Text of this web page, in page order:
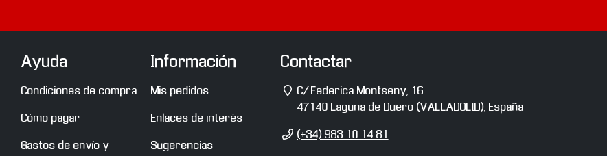
Ayuda
Condiciones de compra
Cómo pagar
Gastos de envío y
Información
Mis pedidos
Enlaces de interés
Sugerencias
Contactar
Dirección
C/ Federica Montseny, 16
47140 Laguna de Duero (VALLADOLID), España
Teléfono
(+34) 983 10 14 81